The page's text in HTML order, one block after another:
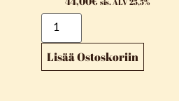
Lisää Ostoskoriin